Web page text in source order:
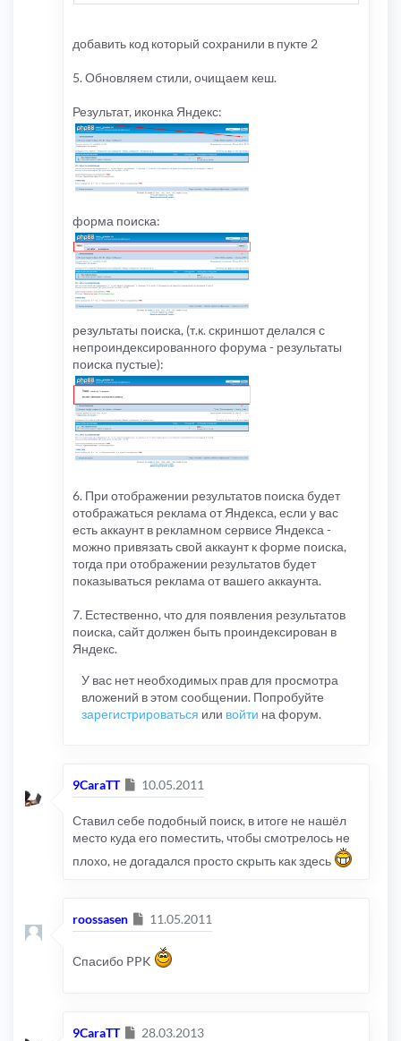
добавить код который сохранили в пукте 2
5. Обновляем стили, очищаем кеш.
Результат, иконка Яндекс:
форма поиска:
результаты поиска, (т.к. скриншот делался с
непроиндексированного форума - результаты
поиска пустые):
6. При отображении результатов поиска будет
отображаться реклама от Яндекса, если у вас
есть аккаунт в рекламном сервисе Яндекса -
можно привязать свой аккаунт к форме поиска,
тогда при отображении результатов будет
показываться реклама от вашего аккаунта.
7. Естественно, что для появления результатов
поиска, сайт должен быть проиндексирован в
Яндекс.
У вас нет необходимых прав для просмотра
вложений в этом сообщении. Попробуйте
зарегистрироваться или войти на форум.
9CaraTT Сообщение
10.05.2011
Ставил себе подобный поиск, в итоге не нашёл
место куда его поместить, чтобы смотрелось не
плохо, не догадался просто скрыть как здесь
roossasen Сообщение
11.05.2011
Спасибо PPK
9CaraTT Сообщение
28.03.2013